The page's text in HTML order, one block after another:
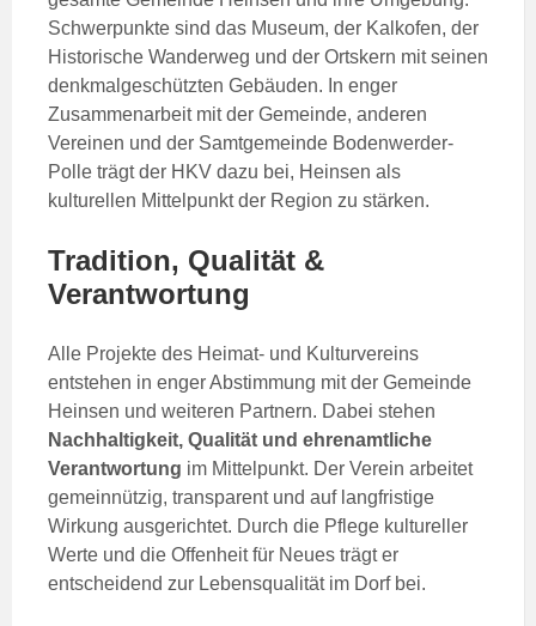
Schwerpunkte sind das Museum, der Kalkofen, der
Historische Wanderweg und der Ortskern mit seinen
denkmalgeschützten Gebäuden. In enger
Zusammenarbeit mit der Gemeinde, anderen
Vereinen und der Samtgemeinde Bodenwerder-
Polle trägt der HKV dazu bei, Heinsen als
kulturellen Mittelpunkt der Region zu stärken.
Tradition, Qualität &
Verantwortung
Alle Projekte des Heimat- und Kulturvereins
entstehen in enger Abstimmung mit der Gemeinde
Heinsen und weiteren Partnern. Dabei stehen
Nachhaltigkeit, Qualität und ehrenamtliche
Verantwortung im Mittelpunkt. Der Verein arbeitet
gemeinnützig, transparent und auf langfristige
Wirkung ausgerichtet. Durch die Pflege kultureller
Werte und die Offenheit für Neues trägt er
entscheidend zur Lebensqualität im Dorf bei.